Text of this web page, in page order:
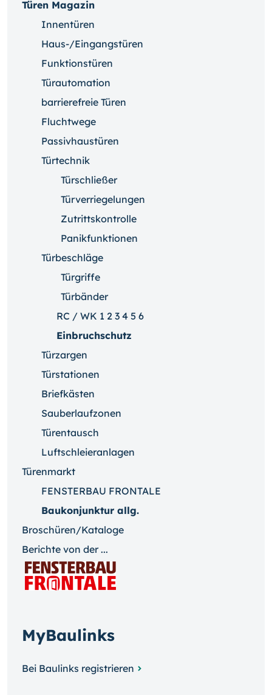
Türen Magazin
Innentüren
Haus-/Eingangstüren
Funktionstüren
Türautomation
barrierefreie Türen
Fluchtwege
Passivhaustüren
Türtechnik
Türschließer
Türverriegelungen
Zutrittskontrolle
Panikfunktionen
Türbeschläge
Türgriffe
Türbänder
RC / WK 1 2 3 4 5 6
Einbruchschutz
Türzargen
Türstationen
Briefkästen
Sauberlaufzonen
Türentausch
Luftschleieranlagen
Türenmarkt
FENSTERBAU FRONTALE
Baukonjunktur allg.
Broschüren/Kataloge
Berichte von der ...
MyBaulinks
Bei Baulinks registrieren